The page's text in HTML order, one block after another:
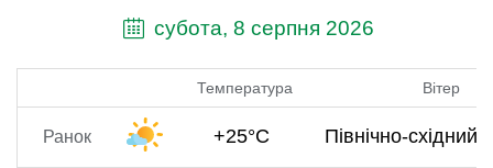
субота, 8 серпня 2026
Температура Вітер
Ранок +25°C Північно-